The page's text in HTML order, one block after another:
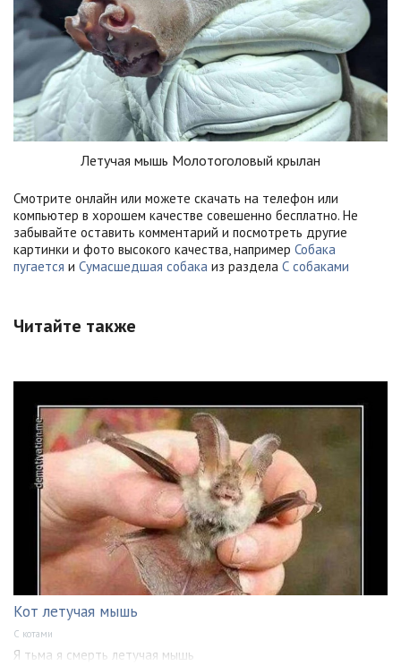
Летучая мышь Молотоголовый крылан
Смотрите онлайн или можете скачать на телефон или
компьютер в хорошем качестве совешенно бесплатно. Не
забывайте оставить комментарий и посмотреть другие
картинки и фото высокого качества, например Собака
пугается и Сумасшедшая собака из раздела С собаками
Читайте также
Кот летучая мышь
С котами
Я тьма я смерть летучая мышь